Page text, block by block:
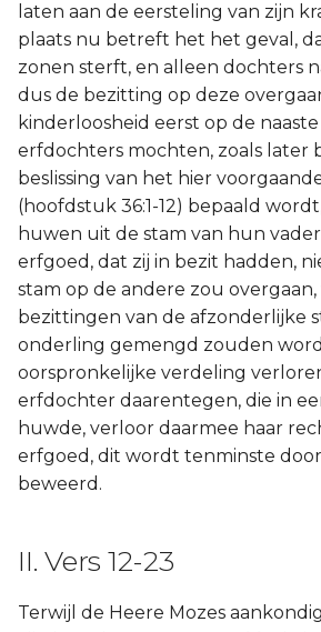
laten aan de eersteling van zijn
plaats nu betreft het het geval,
zonen sterft, en alleen dochters
dus de bezitting op deze
kinderloosheid eerst op de
erfdochters mochten, zoals later
beslissing van het hier
(hoofdstuk 36:1-12) bepaald
huwen uit de stam van hun
erfgoed, dat zij in bezit hadden,
stam op de andere zou
bezittingen van de afzonderlijke
onderling gemengd zouden
oorspronkelijke verdeling
erfdochter daarentegen, die in
huwde, verloor daarmee haar
erfgoed, dit wordt tenminste
beweerd.
II. Vers 12-23
Terwijl de Heere Mozes